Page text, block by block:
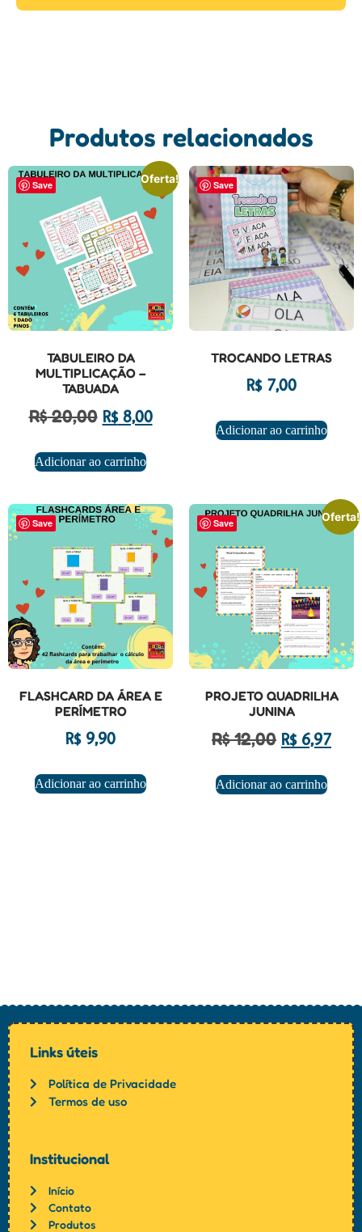
Produtos relacionados
Save
Oferta!
TABULEIRO DA
MULTIPLICAÇÃO –
TABUADA
R$20,00 R$8,00
Adicionar ao carrinho
Save
TROCANDO LETRAS
R$7,00
Adicionar ao carrinho
Save
FLASHCARD DA ÁREA E
PERÍMETRO
R$9,90
Adicionar ao carrinho
Save
Oferta!
PROJETO QUADRILHA
JUNINA
R$12,00 R$6,97
Adicionar ao carrinho
Links úteis
Política de Privacidade
Termos de uso
Institucional
Início
Contato
Produtos